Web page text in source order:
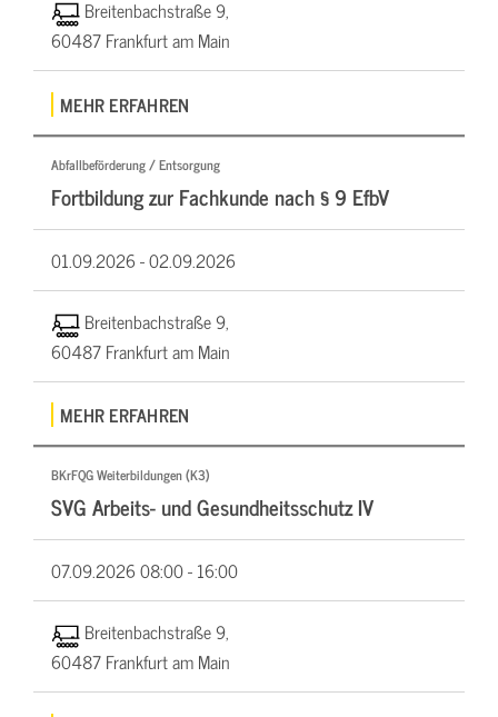
Breitenbachstraße 9,
60487 Frankfurt am Main
MEHR ERFAHREN
Abfallbeförderung / Entsorgung
Fortbildung zur Fachkunde nach § 9 EfbV
01.09.2026 -02.09.2026
Breitenbachstraße 9,
60487 Frankfurt am Main
MEHR ERFAHREN
BKrFQG Weiterbildungen (K3)
SVG Arbeits- und Gesundheitsschutz IV
07.09.202608:00 - 16:00
Breitenbachstraße 9,
60487 Frankfurt am Main